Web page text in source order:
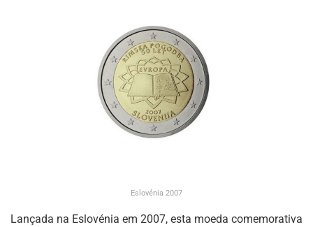
Eslovénia 2007
Lançada na Eslovénia em 2007, esta moeda comemorativa